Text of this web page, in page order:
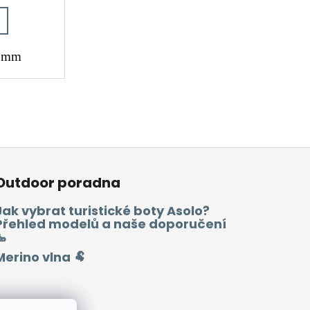
poradna
vybrat turistické boty Asolo?
modelů a naše doporučení
vlna 🐏